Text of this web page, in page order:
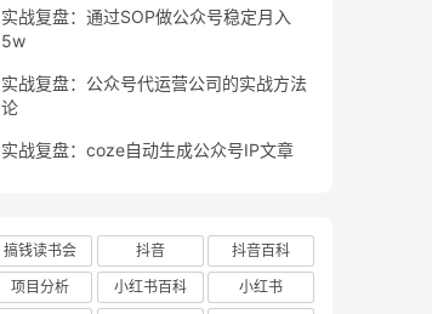
实战复盘：通过SOP做公众号稳定月入
5w
实战复盘：公众号代运营公司的实战方法
论
实战复盘：coze自动生成公众号IP文章
搞钱读书会 抖音
抖音百科
项目分析
小红书百科
小红书